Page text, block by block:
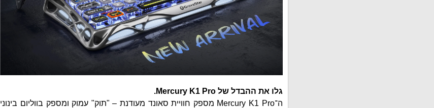
גלו את ההבדל של Mercury K1 Pro.
ה־Mercury K1 Pro מספק חוויית סאונד מעודנת – "תוק" עמוק ומספק בווליום בינוני